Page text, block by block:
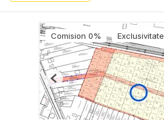
Comision 0% Exclusivitate
Previous